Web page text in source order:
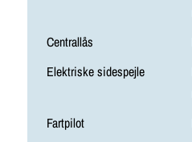
Centrallås
Elektriske sidespejle
Fartpilot